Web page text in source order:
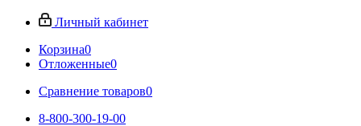
Личный кабинет
Корзина0
Отложенные0
Сравнение товаров0
8-800-300-19-00